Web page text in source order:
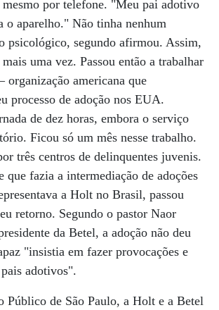
mesmo por telefone. "Meu pai adotivo
o aparelho." Não tinha nenhum
psicológico, segundo afirmou. Assim,
uma vez. Passou então a trabalhar
organização americana que
processo de adoção nos EUA.
de dez horas, embora o serviço
Ficou só um mês nesse trabalho.
três centros de delinquentes juvenis.
que fazia a intermediação de adoções
a Holt no Brasil, passou
retorno. Segundo o pastor Naor
da Betel, a adoção não deu
"insistia em fazer provocações e
adotivos".
Público de São Paulo, a Holt e a Betel